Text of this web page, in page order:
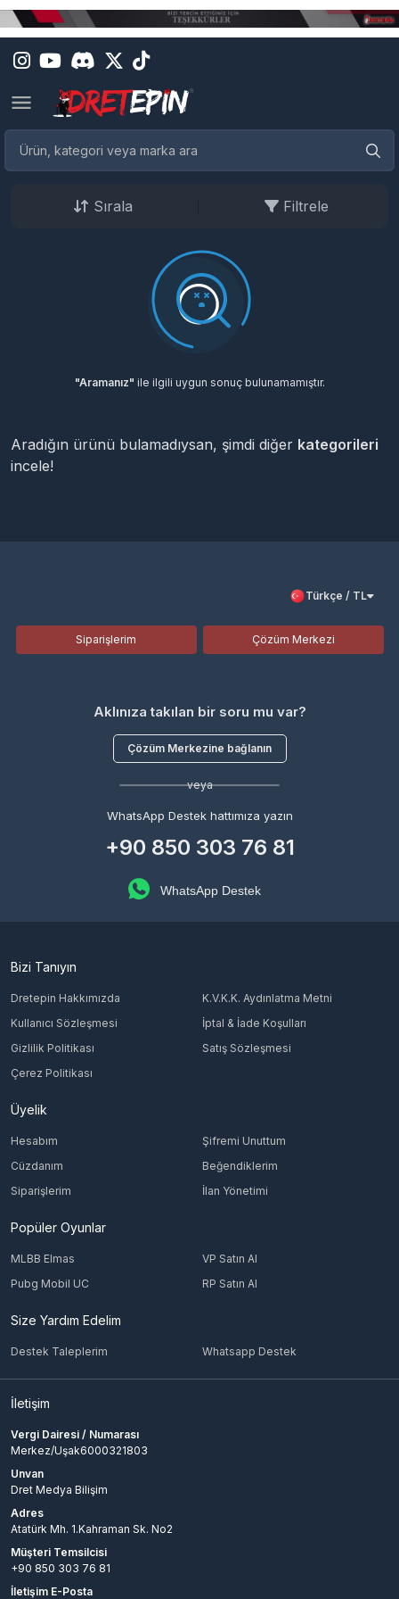
Sırala Filtrele
"Aramanız" ile ilgili uygun sonuç bulunamamıştır.
Aradığın ürünü bulamadıysan, şimdi diğer kategorileri
incele!
Türkçe / TL
Siparişlerim Çözüm Merkezi
Aklınıza takılan bir soru mu var?
Çözüm Merkezine bağlanın
veya
WhatsApp Destek hattımıza yazın
+90 850 303 76 81
WhatsApp Destek
Bizi Tanıyın
Dretepin Hakkımızda
K.V.K.K. Aydınlatma Metni
Kullanıcı Sözleşmesi
İptal & İade Koşulları
Gizlilik Politikası
Satış Sözleşmesi
Çerez Politikası
Üyelik
Hesabım
Şifremi Unuttum
Cüzdanım
Beğendiklerim
Siparişlerim
İlan Yönetimi
Popüler Oyunlar
MLBB Elmas
VP Satın Al
Pubg Mobil UC
RP Satın Al
Size Yardım Edelim
Destek Taleplerim Whatsapp Destek
İletişim
Vergi Dairesi / Numarası
Merkez/Uşak6000321803
Unvan
Dret Medya Bilişim
Adres
Atatürk Mh. 1.Kahraman Sk. No2
Müşteri Temsilcisi
+90 850 303 76 81
İletişim E-Posta